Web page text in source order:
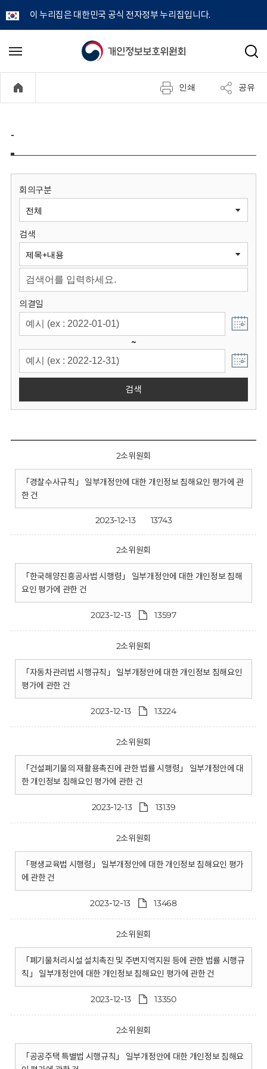
이 누리집은 대한민국 공식 전자정부 누리집입니다.
개
정
보
원
회
메
기
검
인쇄 공유
-
회의구분
검색
의결일
~
검색
2소위원회
「경찰수사규칙」 일부개정안에 대한 개인정보 침해요인 평가에 관
한 건
2023-12-13 13743
2소위원회
「한국해양진흥공사법 시행령」 일부개정안에 대한 개인정보 침해
요인 평가에 관한 건
2023-12-13 13597
2소위원회
「자동차관리법 시행규칙」 일부개정안에 대한 개인정보 침해요인
평가에 관한 건
2023-12-13 13224
2소위원회
「건설폐기물의 재활용촉진에 관한 법률 시행령」 일부개정안에 대
한 개인정보 침해요인 평가에 관한 건
2023-12-13 13139
2소위원회
「평생교육법 시행령」 일부개정안에 대한 개인정보 침해요인 평가
에 관한 건
2023-12-13 13468
2소위원회
「폐기물처리시설 설치촉진 및 주변지역지원 등에 관한 법률 시행규
칙」 일부개정안에 대한 개인정보 침해요인 평가에 관한 건
2023-12-13 13350
2소위원회
「공공주택 특별법 시행규칙」 일부개정안에 대한 개인정보 침해요